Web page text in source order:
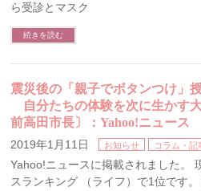
ら受診とマスク
続きを読む
震災後の「親子でボタンつけ」
自分たちの体験を次に生かす
前高田市長〕：Yahoo!ニュース
2019年1月11日 お知らせ コラム・記
Yahoo!ニュースに掲載されました。
スランキング （ライフ）で1位です